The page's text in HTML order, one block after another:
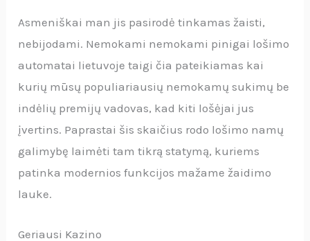
Asmeniškai man jis pasirodė tinkamas žaisti,
nebijodami. Nemokami nemokami pinigai lošimo
automatai lietuvoje taigi čia pateikiamas kai
kurių mūsų populiariausių nemokamų sukimų be
indėlių premijų vadovas, kad kiti lošėjai jus
įvertins. Paprastai šis skaičius rodo lošimo namų
galimybę laimėti tam tikrą statymą, kuriems
patinka modernios funkcijos mažame žaidimo
lauke.
Geriausi Kazino